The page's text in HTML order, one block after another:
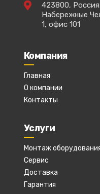
423800,
Набережные
1, офис 101
Компания
Главная
О компании
Контакты
Услуги
Монтаж
Сервис
Доставка
Гарантия